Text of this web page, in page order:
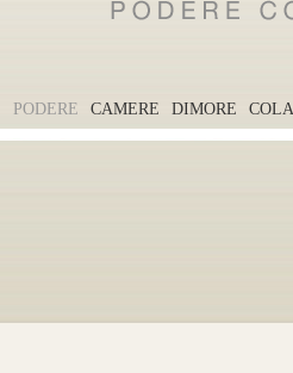
PODERE CAMERE DIMORE